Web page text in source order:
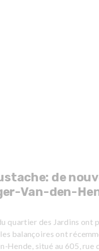
de
Van-den-
quartier des Jardins ont
balançoires ont
Hende, situé au 605, rue